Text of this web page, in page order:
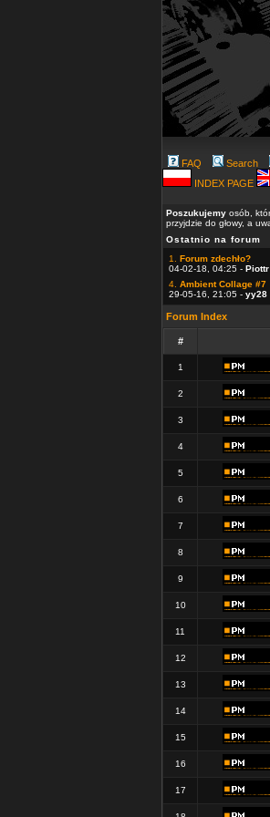
FAQ Search
INDEX PAGE
Poszukujemy osób,
przyjdzie do głowy, a
Ostatnio na forum
1. Forum zdechło?
04-02-18, 04:25 - Piottr
4. Ambient Collage #7
29-05-16, 21:05 - yy28
Forum Index
#
1
2
3
4
5
6
7
8
9
10
11
12
13
14
15
16
17